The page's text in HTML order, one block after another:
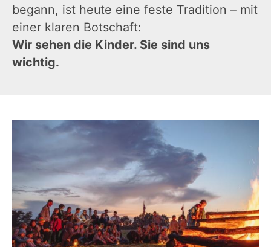
begann, ist heute eine feste Tradition – mit
einer klaren Botschaft:
Wir sehen die Kinder. Sie sind uns
wichtig.